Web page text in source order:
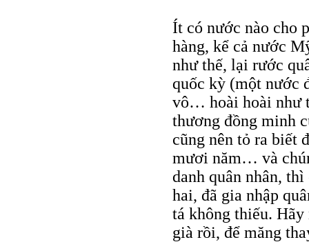
Ít có nước nào cho
hàng, kể cả nước
như thế, lại rước
quốc kỳ (một nước
vô… hoài hoài như
thương đồng minh
cũng nên tỏ ra biết
mươi năm… và
danh quân nhân,
hai, đã gia nhập
tá không thiếu. Hãy
già rồi, để măng